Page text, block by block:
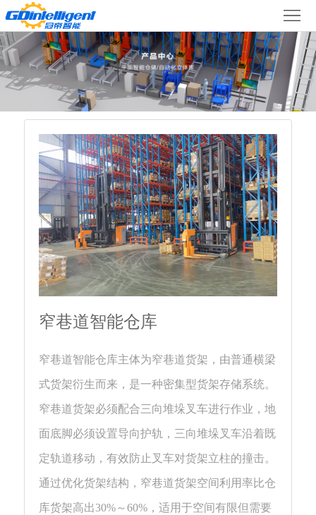
首
页
产
品
中
心
窄巷道智能仓库
窄巷道智能仓库主体为窄巷道货架，由普通横梁
式货架衍生而来，是一种密集型货架存储系统。
窄巷道货架必须配合三向堆垛叉车进行作业，地
面底脚必须设置导向护轨，三向堆垛叉车沿着既
定轨道移动，有效防止叉车对货架立柱的撞击。
通过优化货架结构，窄巷道货架空间利用率比仓
库货架高出30%～60%，适用于空间有限但需要